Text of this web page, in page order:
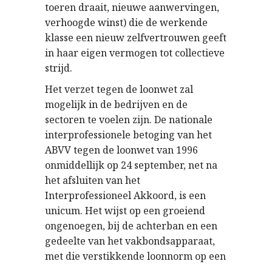
toeren draait, nieuwe aanwervingen,
verhoogde winst) die de werkende
klasse een nieuw zelfvertrouwen geeft
in haar eigen vermogen tot collectieve
strijd.
Het verzet tegen de loonwet zal
mogelijk in de bedrijven en de
sectoren te voelen zijn. De nationale
interprofessionele betoging van het
ABVV tegen de loonwet van 1996
onmiddellijk op 24 september, net na
het afsluiten van het
Interprofessioneel Akkoord, is een
unicum. Het wijst op een groeiend
ongenoegen, bij de achterban en een
gedeelte van het vakbondsapparaat,
met die verstikkende loonnorm op een